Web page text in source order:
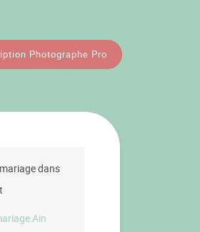
Photographe Pro
dans
Ain